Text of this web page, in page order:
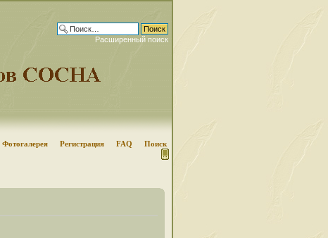
Расширенный поиск
Фотогалерея Регистрация FAQ Поиск